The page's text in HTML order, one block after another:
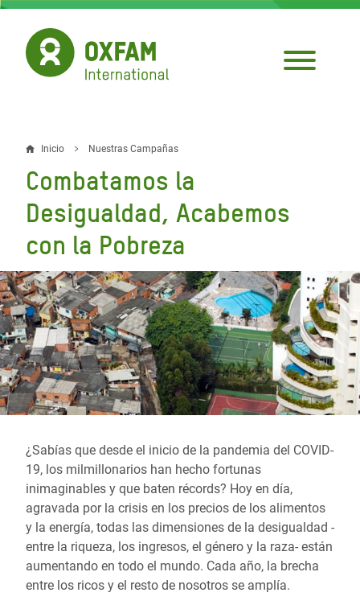
Pasar
contenido
principal
Sobrescribir
enlaces
de
ayuda
a
la
navegación
Inicio Nuestras Campañas
Combatamos la
Desigualdad, Acabemos
con la Pobreza
¿Sabías que desde el inicio de la pandemia del COVID-
19, los milmillonarios han hecho fortunas
inimaginables y que baten récords? Hoy en día,
agravada por la crisis en los precios de los alimentos
y la energía, todas las dimensiones de la desigualdad -
entre la riqueza, los ingresos, el género y la raza- están
aumentando en todo el mundo. Cada año, la brecha
entre los ricos y el resto de nosotros se amplía.